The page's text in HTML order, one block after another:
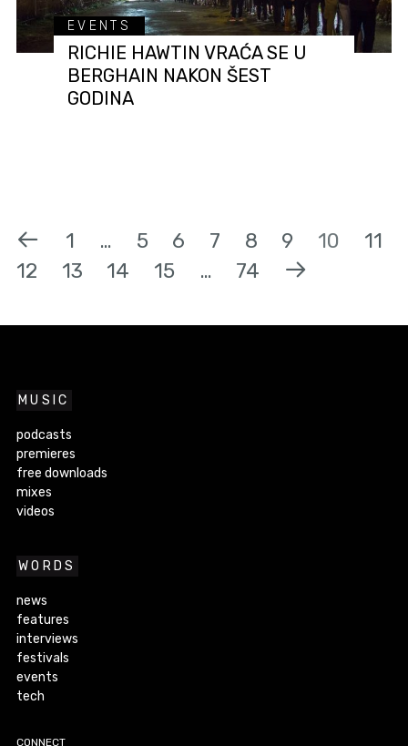
EVENTS
RICHIE HAWTIN VRAĆA SE U
BERGHAIN NAKON ŠEST
GODINA
1 … 5 6 7 8 9 10
11
12
13 14 15 … 74
MUSIC
podcasts
premieres
free downloads
mixes
videos
WORDS
news
features
interviews
festivals
events
tech
CONNECT